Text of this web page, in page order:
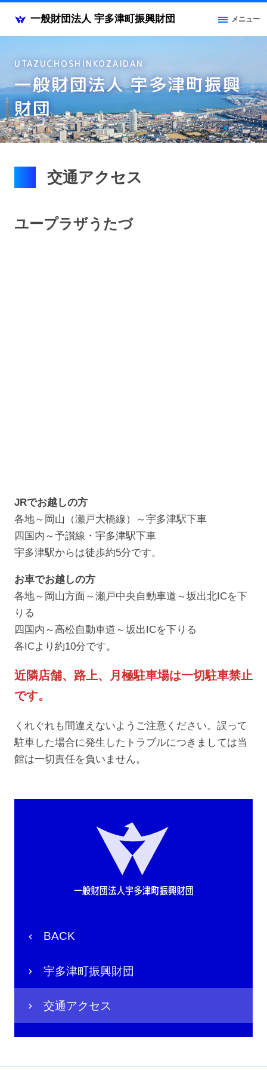
一般財団法人 宇多津町振興財団 メニュー
UTAZUCHOSHINKOZAIDAN
一般財団法人 宇多津町振興
財団
BACK
宇多津町振興財団
交通アクセス
交通アクセス
ユープラザうたづ
JRでお越しの方
各地～岡山（瀬戸大橋線）～宇多津駅下車
四国内～予讃線・宇多津駅下車
宇多津駅からは徒歩約5分です。
お車でお越しの方
各地～岡山方面～瀬戸中央自動車道～坂出北ICを下
りる
四国内～高松自動車道～坂出ICを下りる
各ICより約10分です。
近隣店舗、路上、月極駐車場は一切駐車禁止
です。
くれぐれも間違えないようご注意ください。誤って
駐車した場合に発生したトラブルにつきましては当
館は一切責任を負いません。